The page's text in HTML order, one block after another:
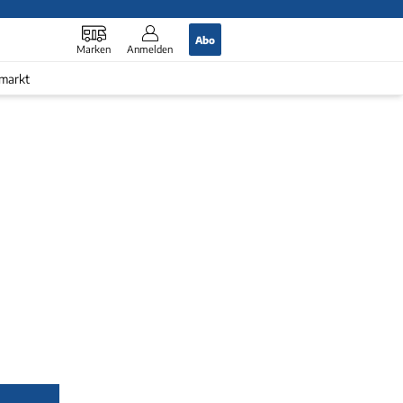
Marken Anmelden
Abo